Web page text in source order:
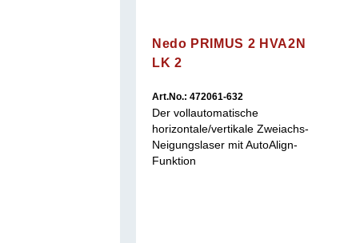
Nedo PRIMUS 2 HVA2N
LK 2
Art.No.: 472061-632
Der vollautomatische
horizontale/vertikale Zweiachs-
Neigungslaser mit AutoAlign-
Funktion